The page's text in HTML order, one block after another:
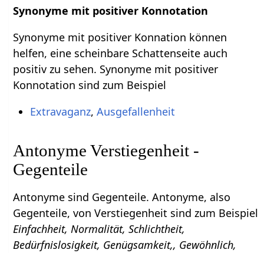
Synonyme mit positiver Konnotation
Synonyme mit positiver Konnation können
helfen, eine scheinbare Schattenseite auch
positiv zu sehen. Synonyme mit positiver
Konnotation sind zum Beispiel
Extravaganz, Ausgefallenheit
Antonyme Verstiegenheit -
Gegenteile
Antonyme sind Gegenteile. Antonyme, also
Gegenteile, von Verstiegenheit sind zum Beispiel
Einfachheit, Normalität, Schlichtheit,
Bedürfnislosigkeit, Genügsamkeit,, Gewöhnlich,